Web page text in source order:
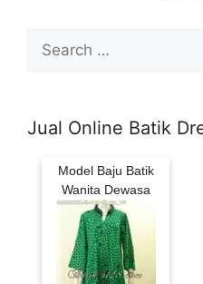
for:
Jual Online Batik
Model Baju Batik
Wanita Dewasa